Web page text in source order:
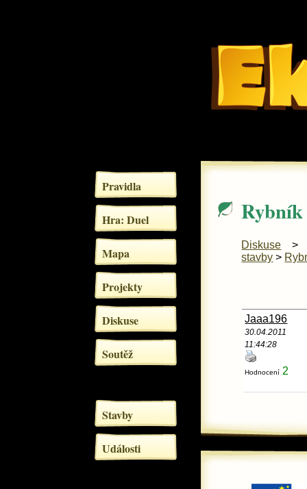
Pravidla
Hra: Duel
Mapa
Projekty
Diskuse
Soutěž
Stavby
Události
Rybník
Diskuse
stavby >
Jaaa196
30.04.2011
11:44:28
Hodnocení 2